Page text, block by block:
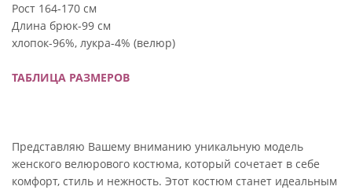
Рост 164-170 см
Длина брюк-99 см
хлопок-96%, лукра-4% (велюр)
ТАБЛИЦА РАЗМЕРОВ
Представляю Вашему вниманию уникальную модель
женского велюрового костюма, который сочетает в себе
комфорт, стиль и нежность. Этот костюм станет идеальным